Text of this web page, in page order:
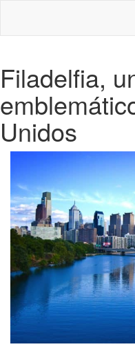
Filadelfia,
Unidos